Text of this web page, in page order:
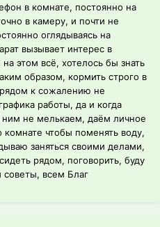
в комнате, постоянно на
в камеру, и почти не
оглядываясь на
вызывает интерес в
этом всё, хотелось бы знать
образом, кормить строго в
к сожалению не
работы, да и когда
не мелькаем, даём личное
комнате чтобы поменять воду,
заняться своими делами,
рядом, поговорить, буду
советы, всем Благ